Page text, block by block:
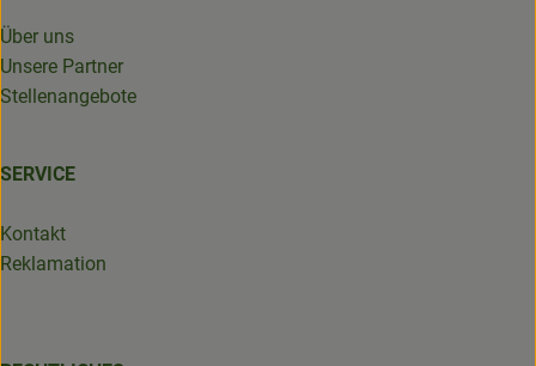
Über uns
Unsere Partner
Stellenangebote
SERVICE
Kontakt
Reklamation